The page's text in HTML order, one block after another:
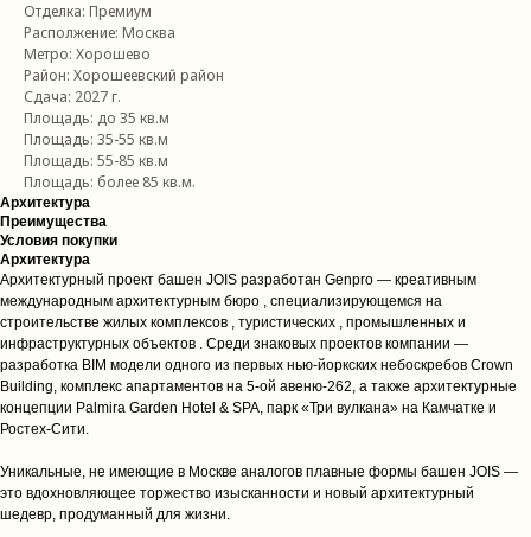
Отделка: Премиум
Располжение: Москва
Метро: Хорошево
Район: Хорошеевский район
Сдача: 2027 г.
Площадь: до 35 кв.м
Площадь: 35-55 кв.м
Площадь: 55-85 кв.м
Площадь: более 85 кв.м.
Архитектура
Преимущества
Условия покупки
Архитектура
Архитектурный проект башен JOIS разработан Genpro — креативным
международным архитектурным бюро , специализирующемся на
строительстве жилых комплексов , туристических , промышленных и
инфраструктурных объектов . Среди знаковых проектов компании —
разработка BIM модели одного из первых нью-йоркских небоскребов Crown
Building, комплекс апартаментов на 5-ой авеню-262, а также архитектурные
концепции Palmira Garden Hotel & SPA, парк «Три вулкана» на Камчатке и
Ростех-Сити.
Уникальные, не имеющие в Москве аналогов плавные формы башен JOIS —
это вдохновляющее торжество изысканности и новый архитектурный
шедевр, продуманный для жизни.